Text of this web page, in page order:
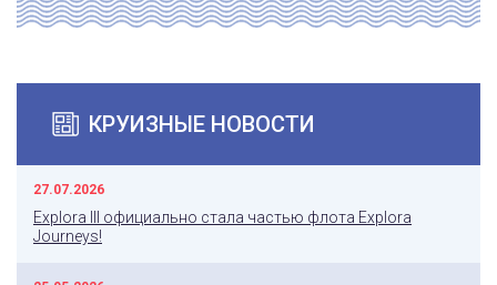
КРУИЗНЫЕ НОВОСТИ
27.07.2026
Explora III официально стала частью флота Explora
Journeys!